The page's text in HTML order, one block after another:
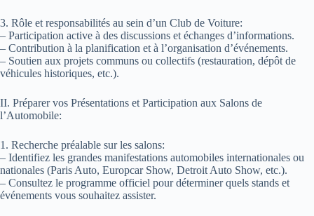
3. Rôle et responsabilités au sein d’un Club de Voiture:
– Participation active à des discussions et échanges d’informations.
– Contribution à la planification et à l’organisation d’événements.
– Soutien aux projets communs ou collectifs (restauration, dépôt de
véhicules historiques, etc.).
II. Préparer vos Présentations et Participation aux Salons de
l’Automobile:
1. Recherche préalable sur les salons:
– Identifiez les grandes manifestations automobiles internationales ou
nationales (Paris Auto, Europcar Show, Detroit Auto Show, etc.).
– Consultez le programme officiel pour déterminer quels stands et
événements vous souhaitez assister.